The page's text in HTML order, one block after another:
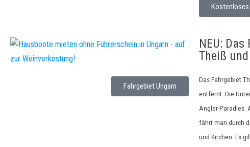
Kostenloses
Fahrgebiet Ungarn
NEU:
Theiß
Das Fahrgebiet
entfernt. Die
Angler-Paradies.
fährt man durch
und Kirchen. Es